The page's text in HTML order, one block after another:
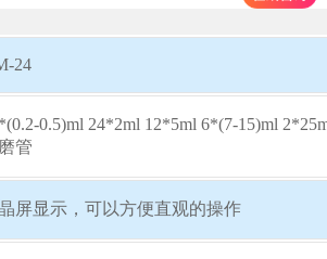
24
0.5)ml 24*2ml 12*5ml 6*(7-15)ml
管
屏显示，可以方便直观的操作